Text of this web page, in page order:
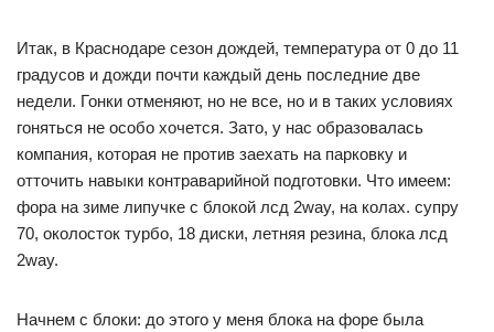
Итак, в Краснодаре сезон дождей, температура от 0 до 11
градусов и дожди почти каждый день последние две
недели. Гонки отменяют, но не все, но и в таких условиях
гоняться не особо хочется. Зато, у нас образовалась
компания, которая не против заехать на парковку и
отточить навыки контраварийной подготовки. Что имеем:
фора на зиме липучке с блокой лсд 2way, на колах. супру
70, околосток турбо, 18 диски, летняя резина, блока лсд
2way.
Начнем с блоки: до этого у меня блока на форе была